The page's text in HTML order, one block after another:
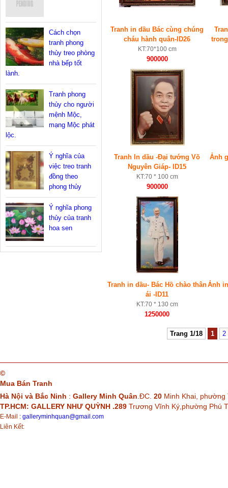
Tranh in dầu Bác cùng chúng
cháu hành quân-ID26
KT:70*100 cm
900000
Tranh In dầu -Đại tướng Võ
Nguyên Giáp- ID15
KT:70 * 100 cm
900000
Ảnh
Tranh in dầu- Bác Hồ chào thân
ái -ID11
KT:70 * 130 cm
1250000
Ảnh
Trang 1/18 1 2
Cách chọn
tranh phong
thủy treo phòng
nhà bếp tốt
lành.
Tranh phong
thủy cho người
mệnh Mộc,
mạng Mộc phát
lộc.
Ý nghĩa của
việc treo tranh
đồng theo
phong thủy
Ý nghĩa phong
thủy của tranh
hoa sen
©
Mua Bán Tranh
Hà Nội và Bắc Ninh : Gallery Minh Quân .ĐC. 20 Minh Khai,
TP.HCM: GALLERY NHƯ QUỲNH .289 Trương Vĩnh Ký,phường Phú
E-Mail : galleryminhquan@gmail.com
Liên Kết: